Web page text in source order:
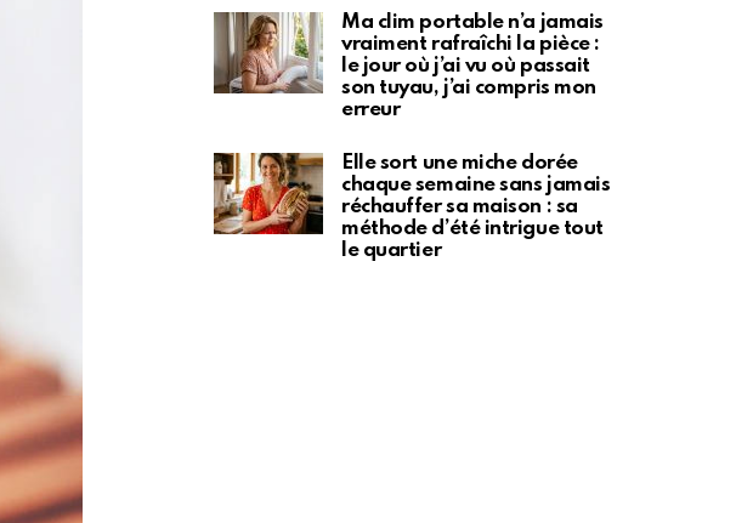
Ma clim portable n’a jamais
vraiment rafraîchi la pièce :
le jour où j’ai vu où passait
son tuyau, j’ai compris mon
erreur
Elle sort une miche dorée
chaque semaine sans jamais
réchauffer sa maison : sa
méthode d’été intrigue tout
le quartier